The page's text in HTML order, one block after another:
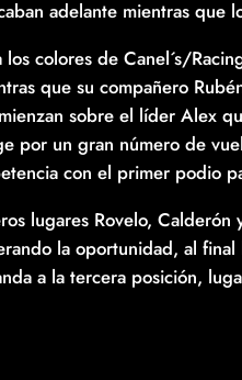
adelante mientras que
colores de Canel´s/
que su compañero
sobre el líder Alex
por un gran número de
con el primer podio
lugares Rovelo,
la oportunidad, al
a la tercera posición,